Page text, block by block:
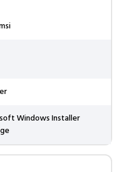
Windows Installer